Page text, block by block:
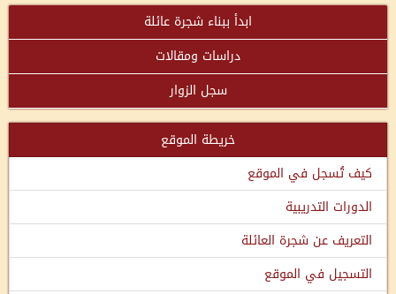
ابدأ ببناء شجرة عائلة
دراسات ومقالات
سجل الزوار
خريطة الموقع
كيف تُسجل في الموقع
الدورات التدريبية
التعريف عن شجرة العائلة
التسجيل في الموقع